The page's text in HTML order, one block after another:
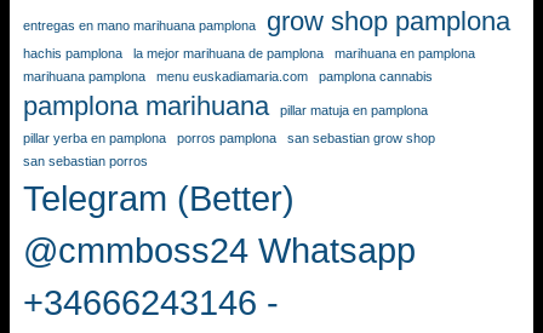
entregas en mano marihuana pamplona grow shop pamplona
hachis pamplona la mejor marihuana de pamplona
marihuana en pamplona
marihuana pamplona
menu euskadiamaria.com pamplona cannabis
pamplona marihuana
pillar matuja en pamplona
pillar yerba en pamplona
porros pamplona
san sebastian grow shop
san sebastian porros
Telegram (Better)
@cmmboss24 Whatsapp
+34666243146 -